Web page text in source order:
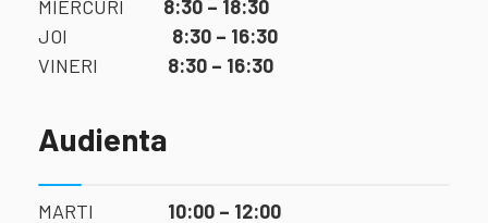
MIERCURI 8:30 – 18:30
JOI 8:30 – 16:30
VINERI 8:30 – 16:30
Audienta
MARTI 10:00 – 12:00